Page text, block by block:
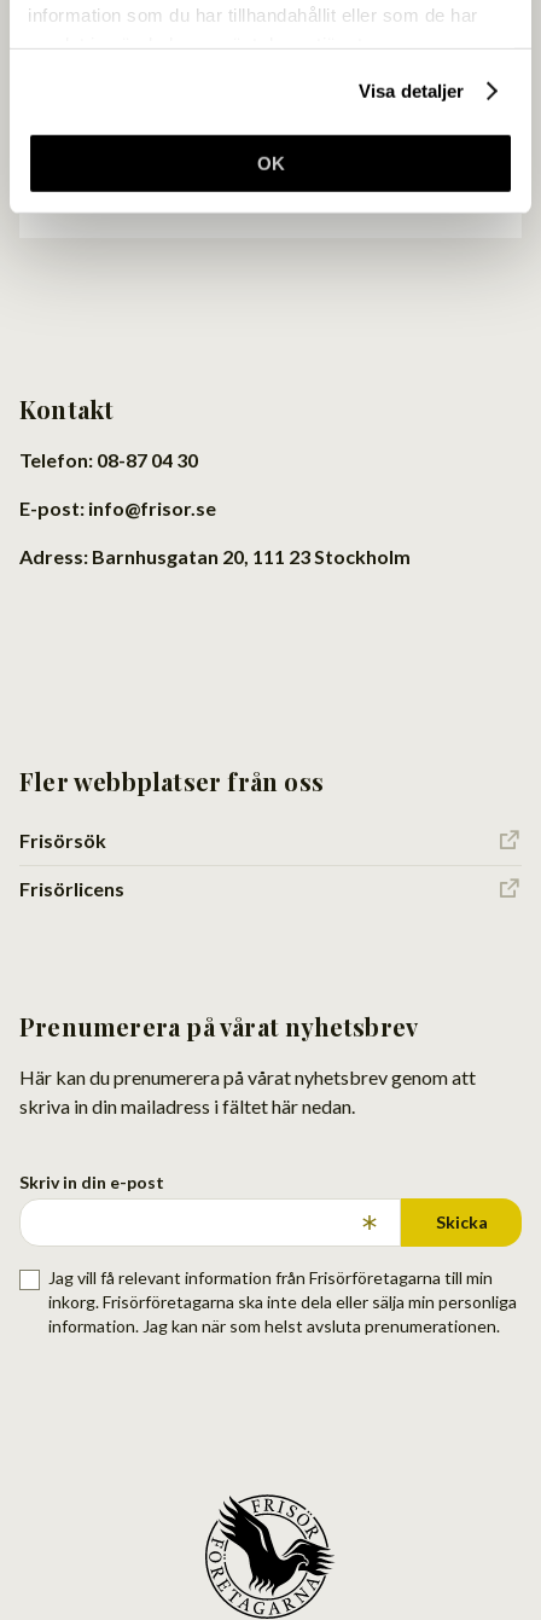
information som du har tillhandahållit eller som de har
Visa detaljer
OK
Gör som över 4500 andra frisörföretagare
och få en enklare vardag.
Kontakt
Telefon: 08-87 04 30
E-post: info@frisor.se
Adress: Barnhusgatan 20, 111 23 Stockholm
Fler webbplatser från oss
Frisörsök
Frisörlicens
Prenumerera på vårat nyhetsbrev
Här kan du prenumerera på vårat nyhetsbrev genom att
skriva in din mailadress i fältet här nedan.
Skriv in din e-post
Skicka
Jag vill få relevant information från Frisörföretagarna till min
inkorg. Frisörföretagarna ska inte dela eller sälja min personliga
information. Jag kan när som helst avsluta prenumerationen.